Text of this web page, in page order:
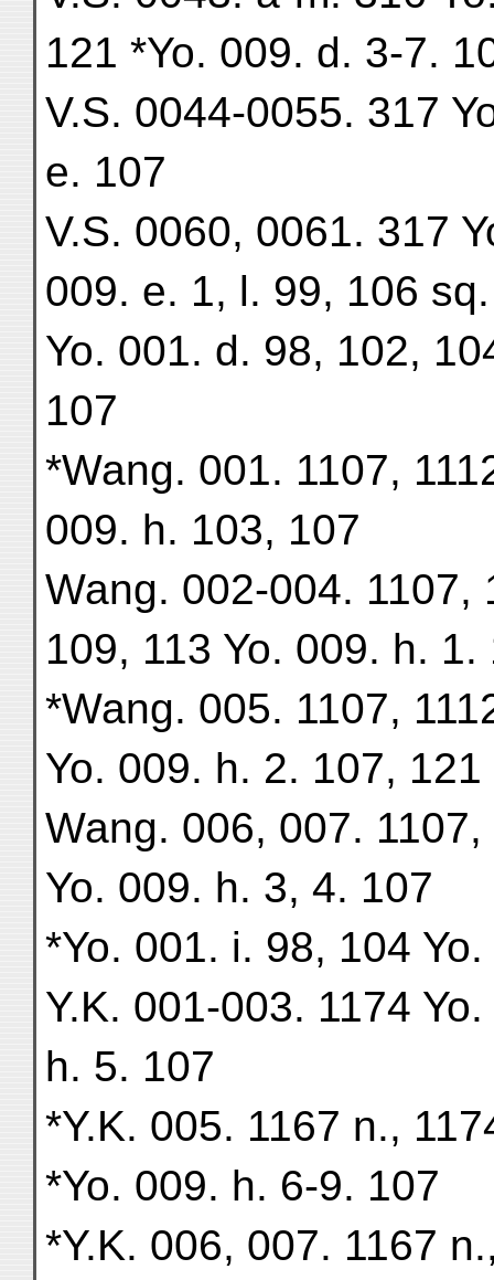
121 *Yo. 009. d. 3-7.
V.S. 0044-0055. 317
e. 107
V.S. 0060, 0061. 317
009. e. 1, l. 99, 106 sq.
Yo. 001. d. 98, 102,
107
*Wang. 001. 1107,
009. h. 103, 107
Wang. 002-004. 1107,
109, 113 Yo. 009. h. 1.
*Wang. 005. 1107,
Yo. 009. h. 2. 107, 121
Wang. 006, 007.
Yo. 009. h. 3, 4. 107
*Yo. 001. i. 98, 104
Y.K. 001-003. 1174
h. 5. 107
*Y.K. 005. 1167 n.,
*Yo. 009. h. 6-9. 107
*Y.K. 006, 007. 1167